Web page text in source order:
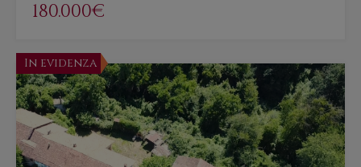
180.000€
In evidenza